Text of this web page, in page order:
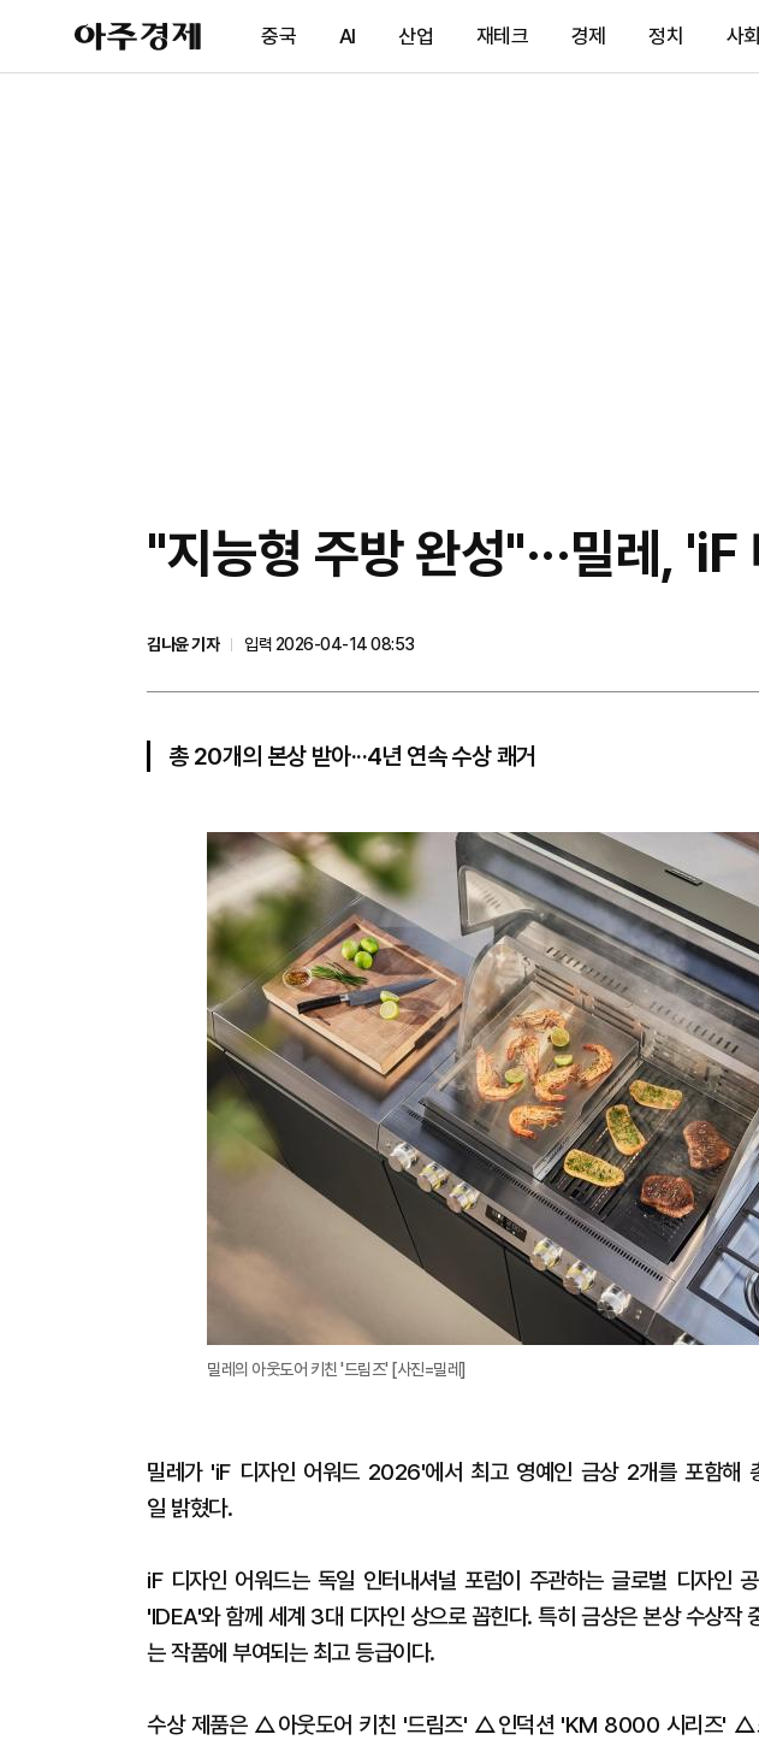
아
주
제
중국 AI 산업 재테크 경제 정치 사
"지능형 주방 완성"···밀레,
김나윤 기자
입력 2026-04-14 08:53
총 20개의 본상 받아···4년 연속 수상 쾌거
밀레의 아웃도어 키친 '드림즈' [사진=밀레]
밀레가 'iF 디자인 어워드 2026'에서 최고 영예인 금상 2개를 포함해
일 밝혔다.
iF 디자인 어워드는 독일 인터내셔널 포럼이 주관하는 글로벌 디자인
'IDEA'와 함께 세계 3대 디자인 상으로 꼽힌다. 특히 금상은 본상 수상작
는 작품에 부여되는 최고 등급이다.
수상 제품은 △아웃도어 키친 '드림즈' △인덕션 'KM 8000 시리즈' △